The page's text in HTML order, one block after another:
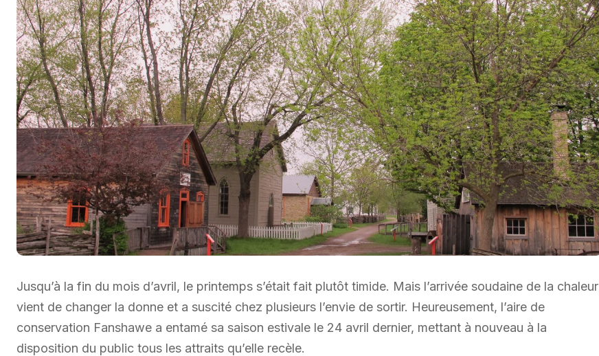
Jusqu’à la fin du mois d’avril, le printemps s’était fait plutôt timide. Mais l’arrivée soudaine de la chaleur
vient de changer la donne et a suscité chez plusieurs l’envie de sortir. Heureusement, l’aire de
conservation Fanshawe a entamé sa saison estivale le 24 avril dernier, mettant à nouveau à la
disposition du public tous les attraits qu’elle recèle.